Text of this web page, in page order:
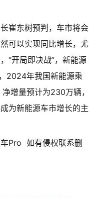
崔东树预判，车市将会
可以实现同比增长，尤
“开局即决战”，新能源
2024年我国新能源乘
增量预计为230万辆，
为新能源车市增长的主
Pro 如有侵权联系删